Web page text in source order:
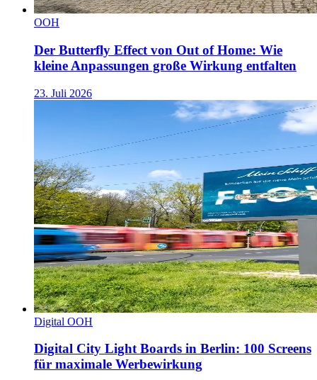
OOH
Der Butterfly Effect von Out of Home: Wie
kleine Anpassungen große Wirkung entfalten
23. Juli 2026
Digital OOH
Digital City Light Boards in Berlin: 100 Screens
für maximale Werbewirkung